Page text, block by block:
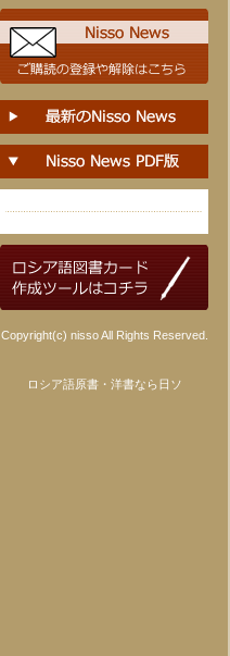
Copyright(c) nisso All Rights Reserved.
ロシア語原書・洋書なら日ソ